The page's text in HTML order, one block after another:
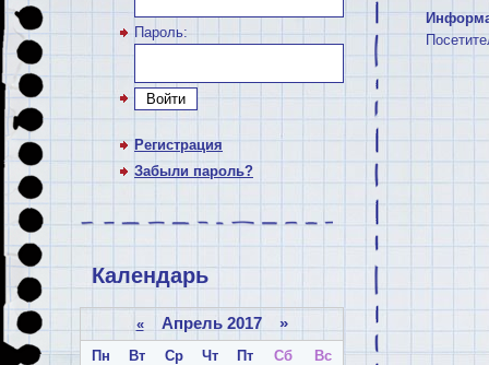
Пароль:
Войти
Регистрация
Забыли пароль?
Календарь
«Апрель 2017 »
Пн Вт Ср Чт Пт Сб
Вс